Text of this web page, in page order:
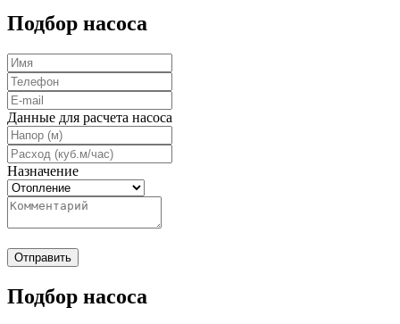
Подбор насоса
Данные для расчета насоса
Назначение
Отправить
Подбор насоса